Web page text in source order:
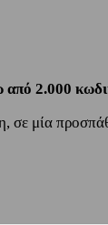
από 2.000
μία